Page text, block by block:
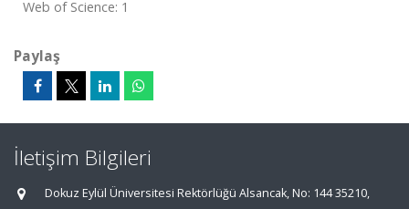
Web of Science: 1
Paylaş
İletişim Bilgileri
Dokuz Eylül Üniversitesi Rektörlüğü Alsancak, No: 144 35210,